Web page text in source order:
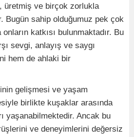
üretmiş ve birçok zorlukla
Bugün sahip olduğumuz pek çok
katkısı bulunmaktadır. Bu
sevgi, anlayış ve saygı
hem de ahlaki bir
gelişmesi ve yaşam
birlikte kuşaklar arasında
yaşanabilmektedir. Ancak bu
ve deneyimlerini değersiz